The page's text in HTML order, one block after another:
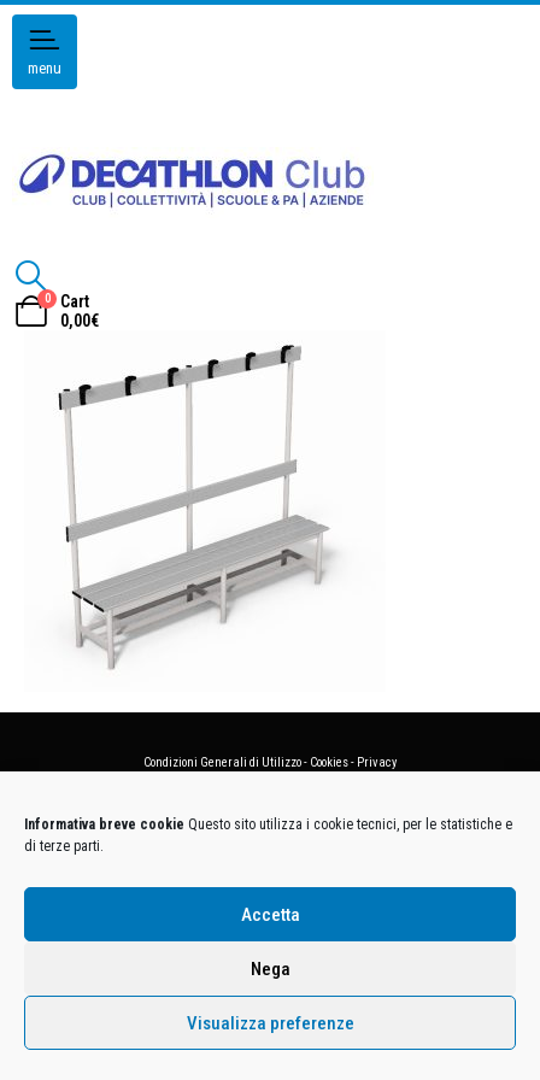
Informativa breve cookie Questo sito utilizza i cookie tecnici, per le statistiche e
di terze parti.
Accetta
Nega
Visualizza preferenze
menu
0
Cart
0,00€
Condizioni Generali di Utilizzo- Cookies- Privacy
Euro 12.500.000 i.v. - C.F. e Iscr. Reg. Imp. Monza e Brianza 02137480964 - R.E.A. MB-1370021 -
P.IVA. 11005760159 - Direzione e coordinamento art. 2497 C.C. DECATHLON SA, Villeneuve